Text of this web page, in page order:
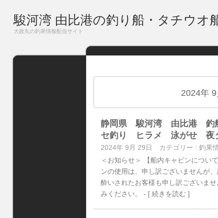
駿河湾 由比港の釣り船・タチウオ
大政丸の釣果情報配信サイト
2024年
静岡県 駿河湾 由比港
セ釣り ヒラメ 泳がせ 夜
2024年 9月 29日 カテゴリー : 釣果
＜お知らせ＞ 【船内キャビンについ
ンの使用は、申し訳ございませんが
酔いされたお客様も申し訳ございま
みください。 - [ 続きを読む ]